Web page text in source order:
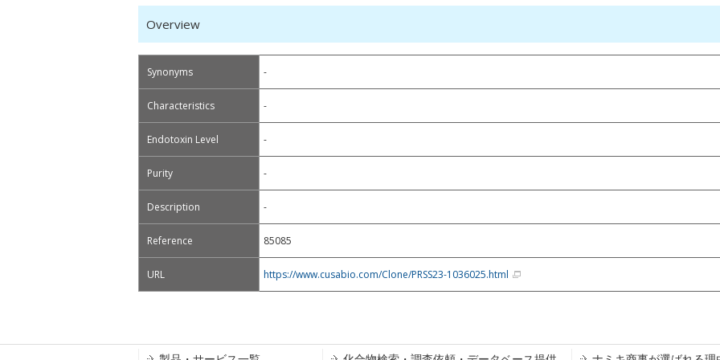
Overview
Synonyms -
Characteristics -
Endotoxin Level -
Purity -
Description -
Reference 85085
URL https://www.cusabio.com/Clone/PRSS23-1036025.html